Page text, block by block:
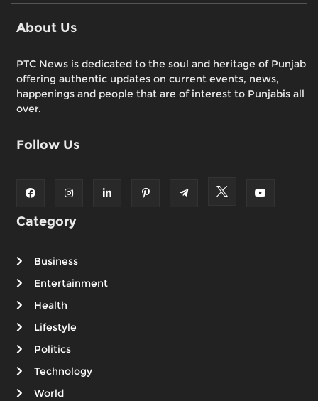
About Us
PTC News is dedicated to the soul and heritage of Punjab
offering authentic updates on current events, news,
happenings and people that are of interest to Punjabis all
over.
Follow Us
Category
Business
Entertainment
Health
Lifestyle
Politics
Technology
World